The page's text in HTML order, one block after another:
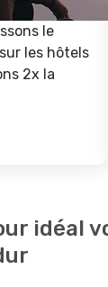
le
les hôtels
2x la
idéal